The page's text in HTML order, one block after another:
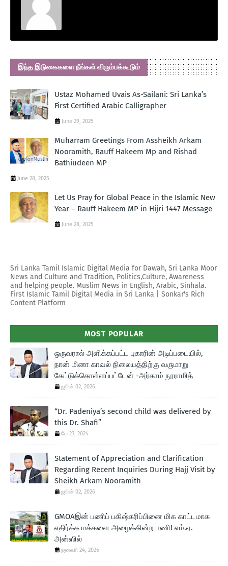
இந்த இடுகைகளை நீங்கள் விரும்பக்கூடும்
Ustaz Mohamed Uvais As-Sailani: Sri Lanka’s
First Certified Arabic Calligrapher
June 29, 2025
Muharram Greetings From Assheikh Arkam
Nooramith, Rauff Hakeem Mp and Rishad
Bathiudeen MP
June 28, 2025
Let Us Pray for Global Peace in the Islamic New
Year – Rauff Hakeem MP in Hijri 1447 Message
June 28, 2025
Sri Lanka Tamil Islamic Digital Media for Dawah, Sri Lanka Moor
News and Culture and Tradition, Politics,Culture, Awareness
and helping people. Muslim News in English, Arabic, Sinhala.
First Islamic Tamil Digital Media in Sri Lanka | Sonkar's Rich
Content Platform
MOST POPULAR
ஒருவரால் அளிக்கப்பட்ட புகாரின் அடிப்படையில்,
நான் மினா காவல் நிலையத்திற்கு வருமாறு
கேட்டுக்கொள்ளப்பட்டேன் -அர்காம் நூராமித்
ஜூன் 02, 2026
“Dr. Padeniya’s second child was delivered by
this Dr. Shafi”
மே 23, 2024
Statement of Appreciation and Clarification
Regarding Recent Inquiries During Hajj Visit by
Sheikh Arkam Nooramith
ஜூன் 02, 2026
GMOAஇன் பணிப் பகிஷ்கரிப்பினை மிக காட்டமாக
எதிர்க்க மக்களை அழைக்கின்ற பணி! எம்.ஏ.
அன்ஸில்
ஜனவரி 24, 2026